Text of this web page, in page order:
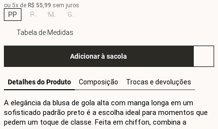
ou 5x de R$ 55,99 sem juros
PP P M G
Tabela de Medidas
Adicionar à sacola
Detalhes do Produto Composição Trocas e devoluções
A elegância da blusa de gola alta com manga longa em um
sofisticado padrão preto é a escolha ideal para momentos que
pedem um toque de classe. Feita em chiffon, combina a